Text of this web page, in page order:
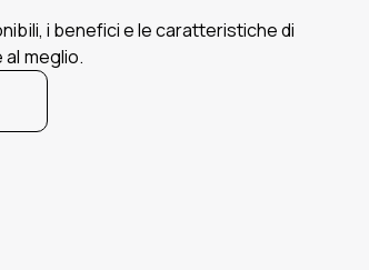
i benefici e le caratteristiche di
meglio.